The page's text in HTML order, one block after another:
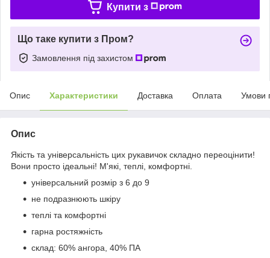
Купити з
Що таке купити з Пром?
Замовлення під захистом
Опис Характеристики Доставка Оплата Умови
Опис
Якість та універсальність цих рукавичок складно переоцінити!
Вони просто ідеальні! М'які, теплі, комфортні.
універсальний розмір з 6 до 9
не подразнюють шкіру
теплі та комфортні
гарна ростяжність
склад: 60% ангора, 40% ПА